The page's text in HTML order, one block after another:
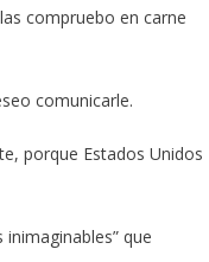
compruebo en carne
comunicarle.
porque Estados Unidos
que